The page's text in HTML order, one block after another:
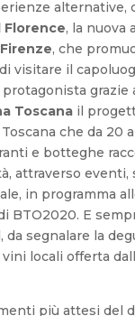
alternative,
Florence, la nuova
, che
visitare il
protagonista grazie
Toscanail
che da 20
e botteghe
attraverso eventi,
in programma
BTO2020. E
da segnalare la
locali offerta
più attesi del